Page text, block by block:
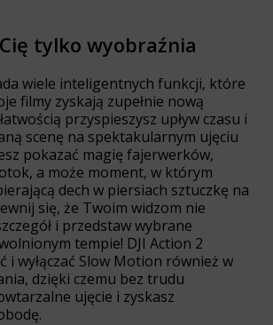
tylko wyobraźnia
wiele inteligentnych funkcji, które
filmy zyskają zupełnie nową
przyspieszysz upływ czasu i
scenę na spektakularnym ujęciu
pokazać magię fajerwerków,
a może moment, w którym
dech w piersiach sztuczkę na
się, że Twoim widzom nie
i przedstaw wybrane
tempie! DJI Action 2
i wyłączać Slow Motion również w
dzięki czemu bez trudu
ujęcie i zyskasz